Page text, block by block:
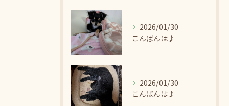
2026/01/30
こんばんは♪
2026/01/30
こんばんは♪